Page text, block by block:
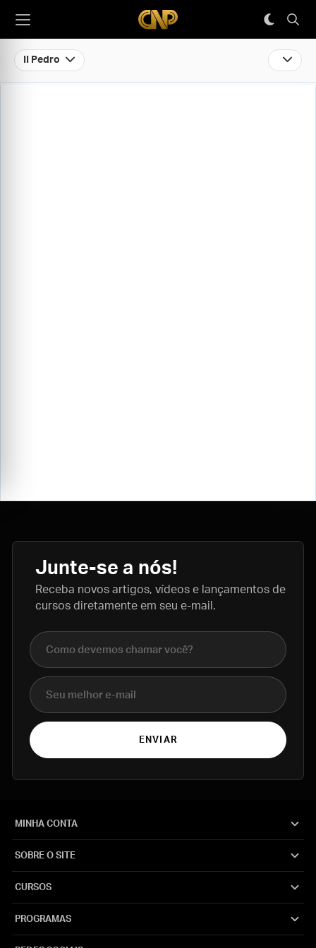
II Pedro
Junte-se a nós!
Receba novos artigos, vídeos e lançamentos de
cursos diretamente em seu e-mail.
Nome completo
E-mail
ENVIAR
MINHA CONTA
SOBRE O SITE
CURSOS
PROGRAMAS